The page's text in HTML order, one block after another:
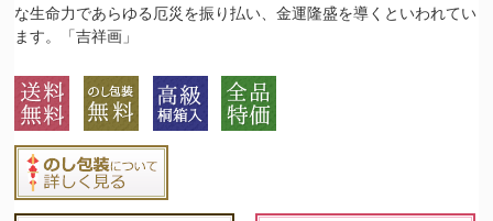
な生命力であらゆる厄災を振り払い、金運隆盛を導くといわれてい
ます。「吉祥画」